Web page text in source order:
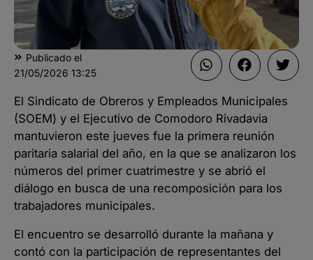
Publicado el
21/05/2026 13:25
El Sindicato de Obreros y Empleados Municipales
(SOEM) y el Ejecutivo de Comodoro Rivadavia
mantuvieron este jueves fue la primera reunión
paritaria salarial del año, en la que se analizaron los
números del primer cuatrimestre y se abrió el
diálogo en busca de una recomposición para los
trabajadores municipales.
El encuentro se desarrolló durante la mañana y
contó con la participación de representantes del